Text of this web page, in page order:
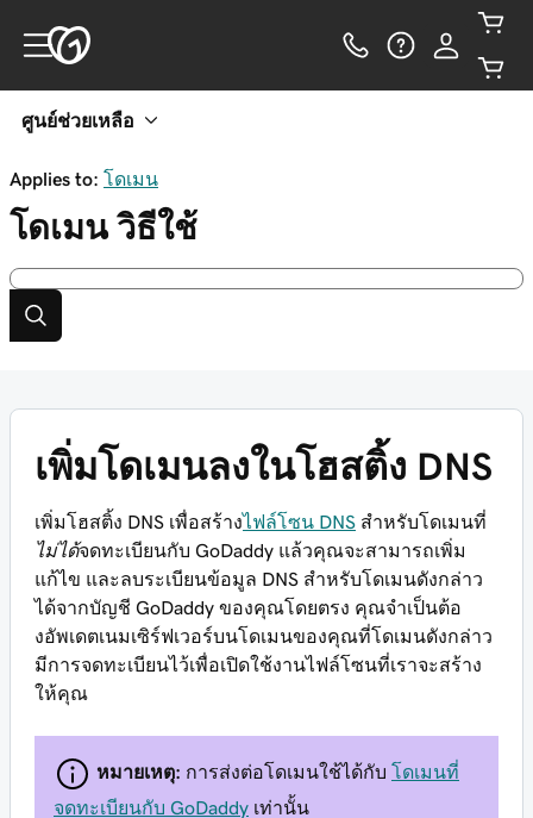
ศูนย์ช่วยเหลือ
Applies to: โดเมน
โดเมน วิธีใช้
เพิ่มโดเมนลงในโฮสติ้ง DNS
เพิ่มโฮสติ้ง DNS เพื่อสร้างไฟล์โซน DNS สำหรับโดเมนที่
ไม่ได้จดทะเบียนกับ GoDaddy แล้วคุณจะสามารถเพิ่ม
แก้ไข และลบระเบียนข้อมูล DNS สำหรับโดเมนดังกล่าว
ได้จากบัญชี GoDaddy ของคุณโดยตรง คุณจำเป็นต้อ
งอัพเดตเนมเซิร์ฟเวอร์บนโดเมนของคุณที่โดเมนดังกล่าว
มีการจดทะเบียนไว้เพื่อเปิดใช้งานไฟล์โซนที่เราจะสร้าง
ให้คุณ
หมายเหตุ: การส่งต่อโดเมนใช้ได้กับ โดเมนที่
จดทะเบียนกับ GoDaddy เท่านั้น